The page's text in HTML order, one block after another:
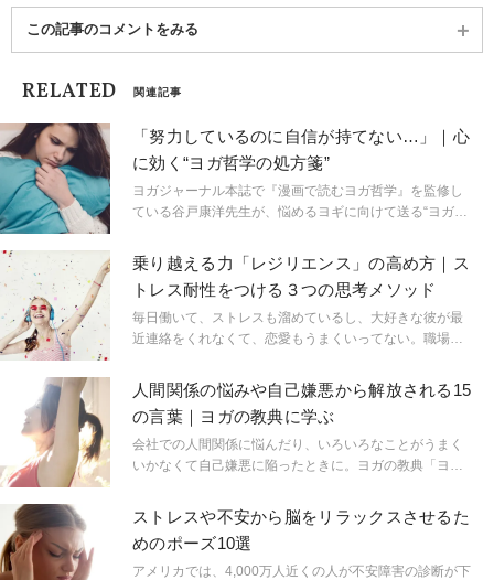
この記事のコメントをみる
RELATED 関連記事
「努力しているのに自信が持てない…」｜心
に効く“ヨガ哲学の処方箋”
ヨガジャーナル本誌で『漫画で読むヨガ哲学』を監修し
ている谷戸康洋先生が、悩めるヨギに向けて送る“ヨガ哲
こころのメンテナンス法を学びます。今回は「努力して
いるのに、自分に自信が持てない…」という悩みに向き
合います。
乗り越える力「レジリエンス」の高め方｜ス
トレス耐性をつける３つの思考メソッド
毎日働いて、ストレスも溜めているし、大好きな彼が最
近連絡をくれなくて、恋愛もうまくいってない。職場の
ギクシャク…そんなふうに悩んでいるのは、きっとあな
ただけではないはず！レジリエンスを高めて、仕事もプ
ライベートもハッピーに過ごしませんか？
人間関係の悩みや自己嫌悪から解放される15
の言葉｜ヨガの教典に学ぶ
会社での人間関係に悩んだり、いろいろなことがうまく
いかなくて自己嫌悪に陥ったときに。ヨガの教典「ヨー
ストレスや不安から脳をリラックスさせるた
めのポーズ10選
アメリカでは、4,000万人近くの人が不安障害の診断が下